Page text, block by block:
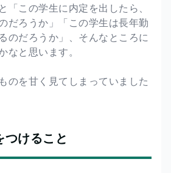
「この学生に内定を出したら、
だろうか」「この学生は長年勤
のだろうか」、そんなところに
なと思います。
のを甘く見てしまっていました
けること